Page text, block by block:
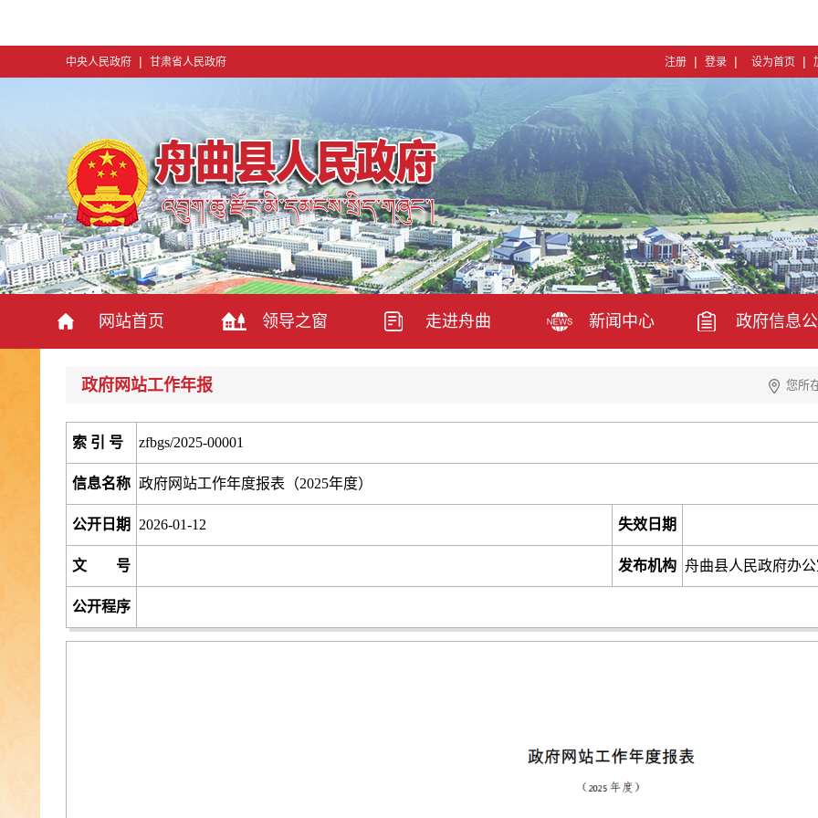
中央人民政府 | 甘肃省人民政府 设为首页 |
注册 | 登录 |
网站首页 领导之窗 走进舟曲 新闻中心 政府信息
政府网站工作年报 您所
索 引 号 zfbgs/2025-00001
信息名称 政府网站工作年度报表（2025年度）
公开日期 2026-01-12 失效日期
文 号 发布机构 舟曲县人民政府办
公开程序